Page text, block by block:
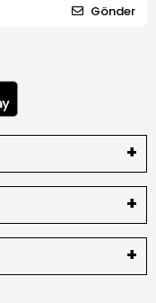
Gönder